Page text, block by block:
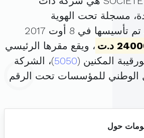
مسجلة تحت الهوية
. تم تأسيسها في 8 أوت 2017
د.ت
، ويقع مقرها الرئيسي
المكنين (5050)، الشركة
للمؤسسات تحت الرقم
حول